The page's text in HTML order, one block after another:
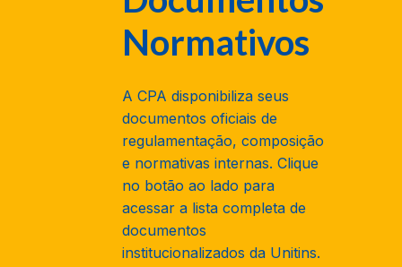
Normativos
A CPA disponibiliza seus
documentos oficiais de
regulamentação, composição
e normativas internas. Clique
no botão ao lado para
acessar a lista completa de
documentos
institucionalizados da Unitins.